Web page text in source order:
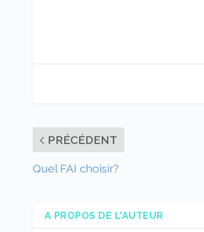
PRÉCÉDENT
Quel FAI choisir?
A PROPOS DE L'AUTEUR